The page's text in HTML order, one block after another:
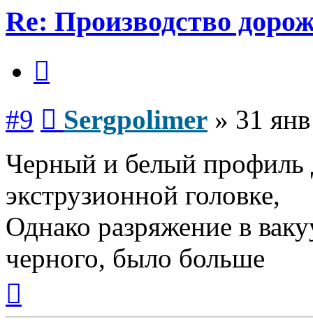
Re: Производство
#9 Sergpolimer » 31
Черный и белый профиль
экструзионной головке,
Однако разряжение в
черного, было больше
началу